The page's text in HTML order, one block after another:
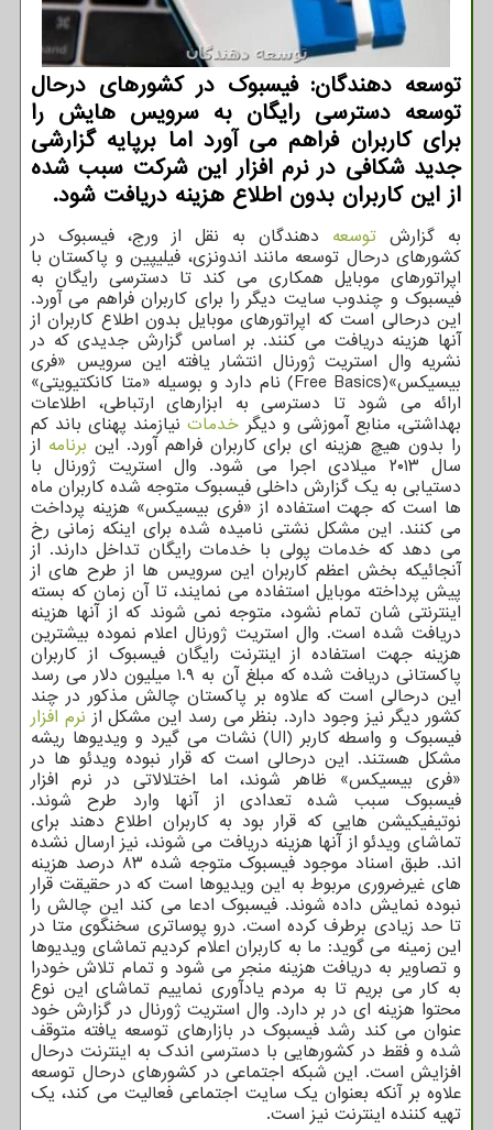
توسعه دهندگان: فیسبوک در کشورهای درحال
توسعه دسترسی رایگان به سرویس هایش را
برای کاربران فراهم می آورد اما برپایه گزارشی
جدید شکافی در نرم افزار این شرکت سبب شده
از این کاربران بدون اطلاع هزینه دریافت شود.
به گزارش توسعه دهندگان به نقل از ورج، فیسبوک در
کشورهای درحال توسعه مانند اندونزی، فیلیپین و پاکستان با
اپراتورهای موبایل همکاری می کند تا دسترسی رایگان به
فیسبوک و چندوب سایت دیگر را برای کاربران فراهم می آورد.
این درحالی است که اپراتورهای موبایل بدون اطلاع کاربران از
آنها هزینه دریافت می کنند. بر اساس گزارش جدیدی که در
نشریه وال استریت ژورنال انتشار یافته این سرویس «فری
بیسیکس»(Free Basics) نام دارد و بوسیله «متا کانکتیویتی»
ارائه می شود تا دسترسی به ابزارهای ارتباطی، اطلاعات
بهداشتی، منابع آموزشی و دیگر خدماتنیازمند پهنای باند کم
را بدون هیچ هزینه ای برای کاربران فراهم آورد. این برنامه از
سال ۲۰۱۳ میلادی اجرا می شود. وال استریت ژورنال با
دستیابی به یک گزارش داخلی فیسبوک متوجه شده کاربران ماه
ها است که جهت استفاده از «فری بیسیکس» هزینه پرداخت
می کنند. این مشکل نشتی نامیده شده برای اینکه زمانی رخ
می دهد که خدمات پولی با خدمات رایگان تداخل دارند. از
آنجائیکه بخش اعظم کاربران این سرویس ها از طرح های از
پیش پرداخته موبایل استفاده می نمایند، تا آن زمان که بسته
اینترنتی شان تمام نشود، متوجه نمی شوند که از آنها هزینه
دریافت شده است. وال استریت ژورنال اعلام نموده بیشترین
هزینه جهت استفاده از اینترنت رایگان فیسبوک از کاربران
پاکستانی دریافت شده که مبلغ آن به ۱.۹ میلیون دلار می رسد
این درحالی است که علاوه بر پاکستان چالش مذکور در چند
کشور دیگر نیز وجود دارد. بنظر می رسد این مشکل از نرم افزار
فیسبوک و واسطه کاربر (UI) نشات می گیرد و ویدیوها ریشه
مشکل هستند. این درحالی است که قرار نبوده ویدئو ها در
«فری بیسیکس» ظاهر شوند، اما اختلالاتی در نرم افزار
فیسبوک سبب شده تعدادی از آنها وارد طرح شوند.
نوتیفیکیشن هایی که قرار بود به کاربران اطلاع دهند برای
تماشای ویدئو از آنها هزینه دریافت می شوند، نیز ارسال نشده
اند. طبق اسناد موجود فیسبوک متوجه شده ۸۳ درصد هزینه
های غیرضروری مربوط به این ویدیوها است که در حقیقت قرار
نبوده نمایش داده شوند. فیسبوک ادعا می کند این چالش را
تا حد زیادی برطرف کرده است. درو پوساتری سخنگوی متا در
این زمینه می گوید: ما به کاربران اعلام کردیم تماشای ویدیوها
و تصاویر به دریافت هزینه منجر می شود و تمام تلاش خودرا
به کار می بریم تا به مردم یادآوری نماییم تماشای این نوع
محتوا هزینه ای در بر دارد. وال استریت ژورنال در گزارش خود
عنوان می کند رشد فیسبوک در بازارهای توسعه یافته متوقف
شده و فقط در کشورهایی با دسترسی اندک به اینترنت درحال
افزایش است. این شبکه اجتماعی در کشورهای درحال توسعه
علاوه بر آنکه بعنوان یک سایت اجتماعی فعالیت می کند، یک
تهیه کننده اینترنت نیز است.